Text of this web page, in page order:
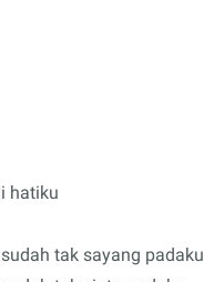
hatiku
tak sayang padaku